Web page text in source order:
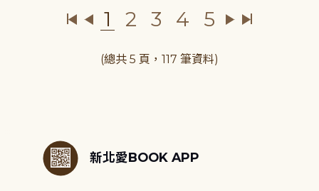
1 2 3 4 5
(總共 5 頁，117 筆資料)
新北愛BOOK APP